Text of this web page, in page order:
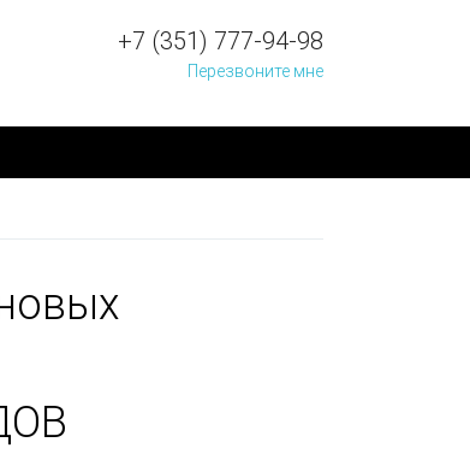
+7 (351) 777-94-98
Перезвоните мне